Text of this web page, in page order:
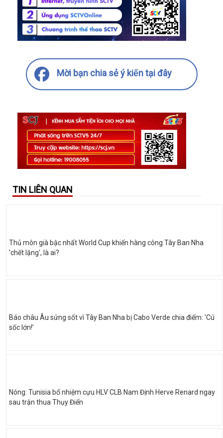
Mời bạn chia sẻ ý kiến tại đây
TIN LIÊN QUAN
Thủ môn già bậc nhất World Cup khiến hàng công Tây Ban Nha
'chết lặng', là ai?
Báo châu Âu sửng sốt vì Tây Ban Nha bị Cabo Verde chia điểm: 'Cú
sốc lớn!’
Nóng: Tunisia bổ nhiệm cựu HLV CLB Nam Định Herve Renard ngay
sau trận thua Thụy Điển